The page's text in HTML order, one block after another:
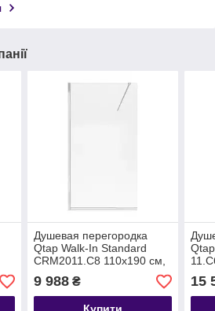
Душевая перегородка
Qtap Walk-In Standard
CRM2011.C8 110х190 см,
стекло Clear 8 мм,
покрытие CalcLess
9 988₴ 15